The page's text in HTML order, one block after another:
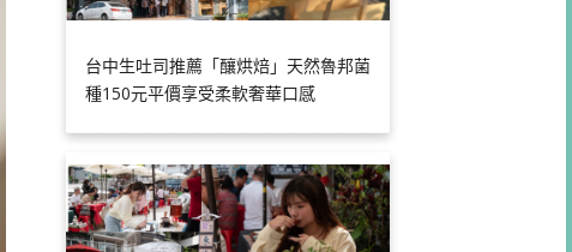
台中生吐司推薦「釀烘焙」天然魯邦菌
種150元平價享受柔軟奢華口感